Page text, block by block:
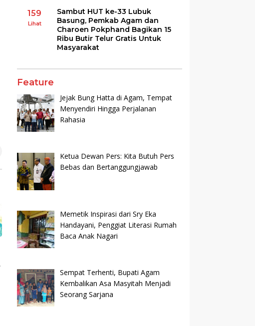
159
Lihat
Sambut HUT ke-33 Lubuk
Basung, Pemkab Agam dan
Charoen Pokphand Bagikan 15
Ribu Butir Telur Gratis Untuk
Masyarakat
Feature
Jejak Bung Hatta di Agam, Tempat
Menyendiri Hingga Perjalanan
Rahasia
Ketua Dewan Pers: Kita Butuh Pers
Bebas dan Bertanggungjawab
Memetik Inspirasi dari Sry Eka
Handayani, Penggiat Literasi Rumah
Baca Anak Nagari
Sempat Terhenti, Bupati Agam
Kembalikan Asa Masyitah Menjadi
Seorang Sarjana